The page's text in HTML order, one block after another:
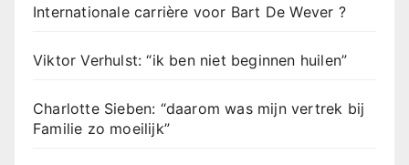
Internationale carrière voor Bart De Wever ?
Viktor Verhulst: “ik ben niet beginnen huilen”
Charlotte Sieben: “daarom was mijn vertrek bij
Familie zo moeilijk”